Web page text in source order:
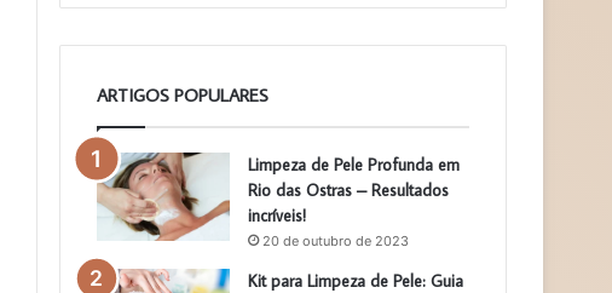
aromaterapia,
terapias
ARTIGOS POPULARES
Limpeza de Pele Profunda em
Rio das Ostras – Resultados
incríveis!
20 de outubro de 2023
Kit para Limpeza de Pele: Guia